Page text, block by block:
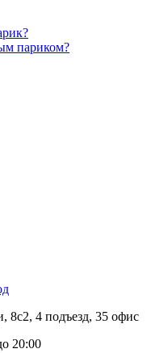
париком?
8с2, 4 подъезд, 35 офис
20:00